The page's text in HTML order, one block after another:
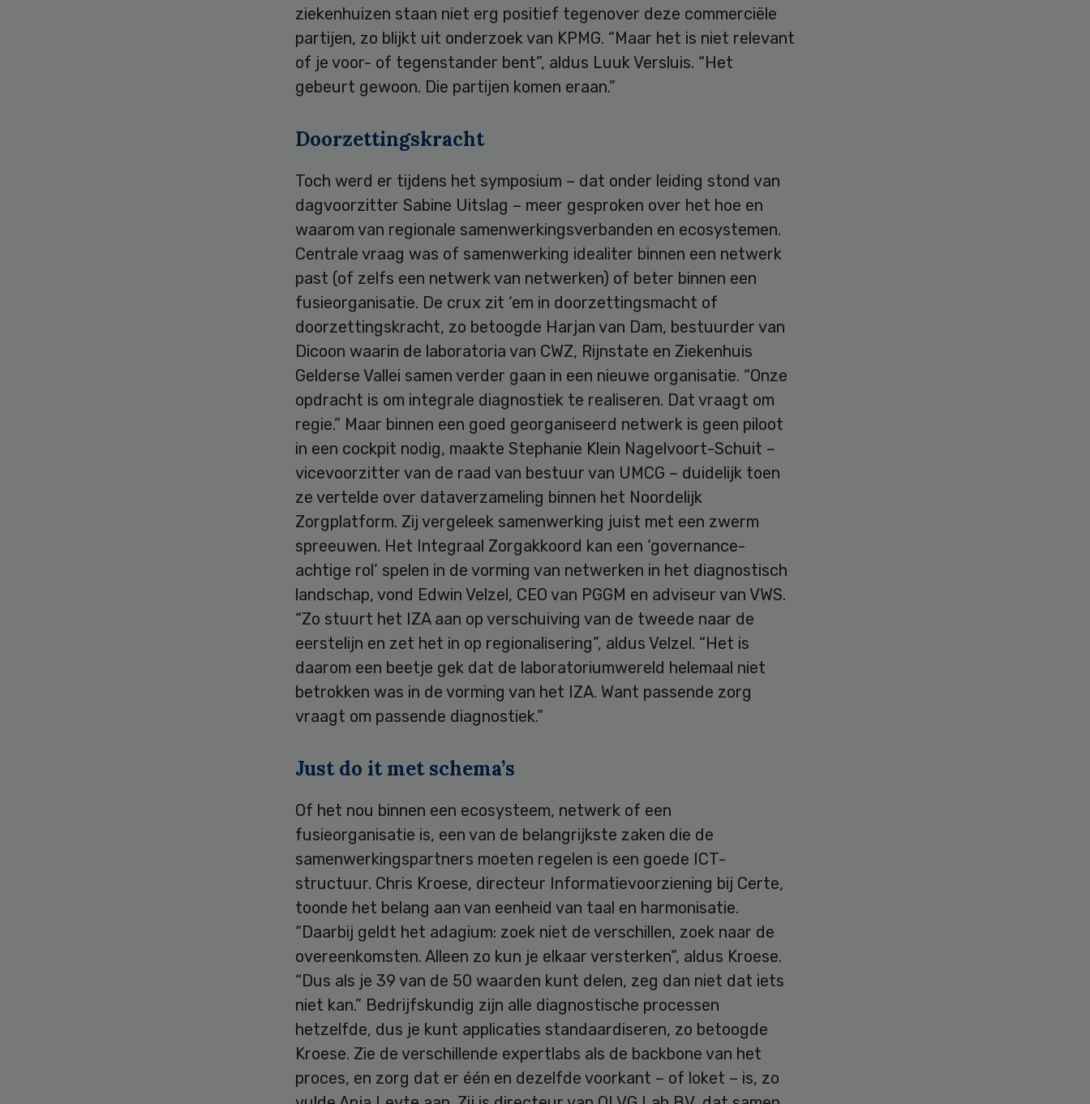
ziekenhuizen staan niet erg positief tegenover deze commerciële
partijen, zo blijkt uit onderzoek van KPMG. “Maar het is niet relevant
of je voor- of tegenstander bent”, aldus Luuk Versluis. “Het
gebeurt gewoon. Die partijen komen eraan.”
Doorzettingskracht
Toch werd er tijdens het symposium – dat onder leiding stond van
dagvoorzitter Sabine Uitslag – meer gesproken over het hoe en
waarom van regionale samenwerkingsverbanden en ecosystemen.
Centrale vraag was of samenwerking idealiter binnen een netwerk
past (of zelfs een netwerk van netwerken) of beter binnen een
fusieorganisatie. De crux zit ‘em in doorzettingsmacht of
doorzettingskracht, zo betoogde Harjan van Dam, bestuurder van
Dicoon waarin de laboratoria van CWZ, Rijnstate en Ziekenhuis
Gelderse Vallei samen verder gaan in een nieuwe organisatie. “Onze
opdracht is om integrale diagnostiek te realiseren. Dat vraagt om
regie.” Maar binnen een goed georganiseerd netwerk is geen piloot
in een cockpit nodig, maakte Stephanie Klein Nagelvoort-Schuit –
vicevoorzitter van de raad van bestuur van UMCG – duidelijk toen
ze vertelde over dataverzameling binnen het Noordelijk
Zorgplatform. Zij vergeleek samenwerking juist met een zwerm
spreeuwen. Het Integraal Zorgakkoord kan een ‘governance-
achtige rol’ spelen in de vorming van netwerken in het diagnostisch
landschap, vond Edwin Velzel, CEO van PGGM en adviseur van VWS.
“Zo stuurt het IZA aan op verschuiving van de tweede naar de
eerstelijn en zet het in op regionalisering”, aldus Velzel. “Het is
daarom een beetje gek dat de laboratoriumwereld helemaal niet
betrokken was in de vorming van het IZA. Want passende zorg
vraagt om passende diagnostiek.”
Just do it met schema’s
Of het nou binnen een ecosysteem, netwerk of een
fusieorganisatie is, een van de belangrijkste zaken die de
samenwerkingspartners moeten regelen is een goede ICT-
structuur. Chris Kroese, directeur Informatievoorziening bij Certe,
toonde het belang aan van eenheid van taal en harmonisatie.
“Daarbij geldt het adagium: zoek niet de verschillen, zoek naar de
overeenkomsten. Alleen zo kun je elkaar versterken”, aldus Kroese.
“Dus als je 39 van de 50 waarden kunt delen, zeg dan niet dat iets
niet kan.” Bedrijfskundig zijn alle diagnostische processen
hetzelfde, dus je kunt applicaties standaardiseren, zo betoogde
Kroese. Zie de verschillende expertlabs als de backbone van het
proces, en zorg dat er één en dezelfde voorkant – of loket – is, zo